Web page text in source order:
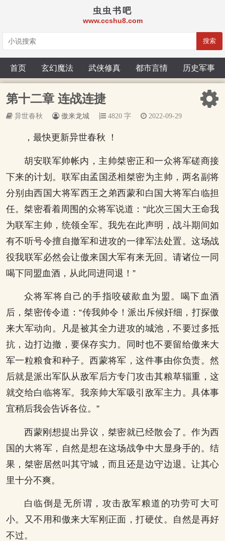
虫虫书吧
www.ccshu8.com
搜索
首页 玄幻魔法 武侠修真 都市言情 历史军事
第十二章 连战连捷
异世春秋 傲来龙城 4820 字 2022-09-29
，最快更新异世春秋 ！
胡安联军帅帐内，主帅桀密正和一众将军磋商接
下来的计划。联军由孟国丞相桀密为主帅，两名副将
分别由西国大将军西王之弟西蒙和白国大将军白临担
任。桀密看着周围的众将军说道：“此次三国大王命我
为联军主帅，统领全军。我先在此声明，战斗期间如
有不听号令擅自撤军和进攻的一律军法处置。这场战
役我联军必然会让傲来国大军有来无回。请诸位一同
喝下同盟血酒，从此同进同退！”
众将军将自己的手指咬破歃血为盟。喝下血酒
后，桀密传令道：“传我帅令！派出斥候奸细，打探傲
来大军动向。凡是被其全力进攻的城池，不要过多抵
抗，边打边撤，要保存实力。同时也不要留给傲来大
军一粒粮食和种子。西蒙将军，这件事由你负责。然
后就是派出军队从敌军后方专门攻击其粮草辎重，这
就交给白临将军。我亲帅大军吸引敌军主力。具体事
宜稍后我会告诉各位。”
西蒙刚想提出异议，桀密就已经散会了。作为西
国的大将军，自然是想在这场战争中大显身手的。结
果，桀密居然叫其守城，而且还是边守边退。让其心
里十分不爽。
白临倒是无所谓，攻击敌军粮道的功劳可大可
小。又不用和傲来大军刚正面，打硬仗。自然是再好
不过。